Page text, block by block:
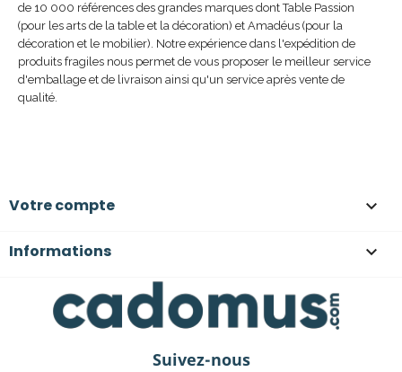
de 10 000 références des grandes marques dont Table Passion
(pour les arts de la table et la décoration) et Amadéus (pour la
décoration et le mobilier). Notre expérience dans l'expédition de
produits fragiles nous permet de vous proposer le meilleur service
d'emballage et de livraison ainsi qu'un service après vente de
qualité.
Votre compte 
Informations 
Suivez-nous